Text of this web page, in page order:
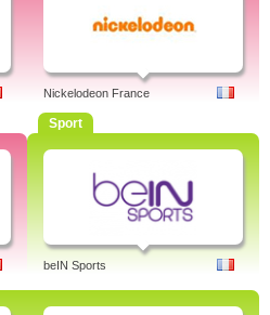
Nickelodeon France
Sport
beIN Sports